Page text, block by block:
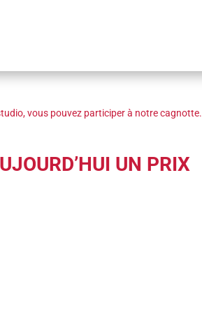
vous pouvez participer à notre cagnotte.
UN PRIX